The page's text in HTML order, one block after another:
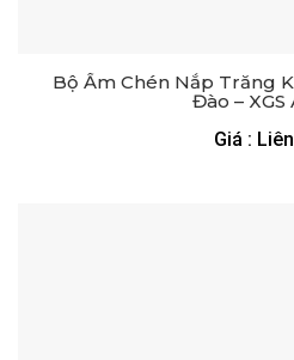
Bộ Ấm Chén Nắp Trăng
Đào – XGS
Giá :